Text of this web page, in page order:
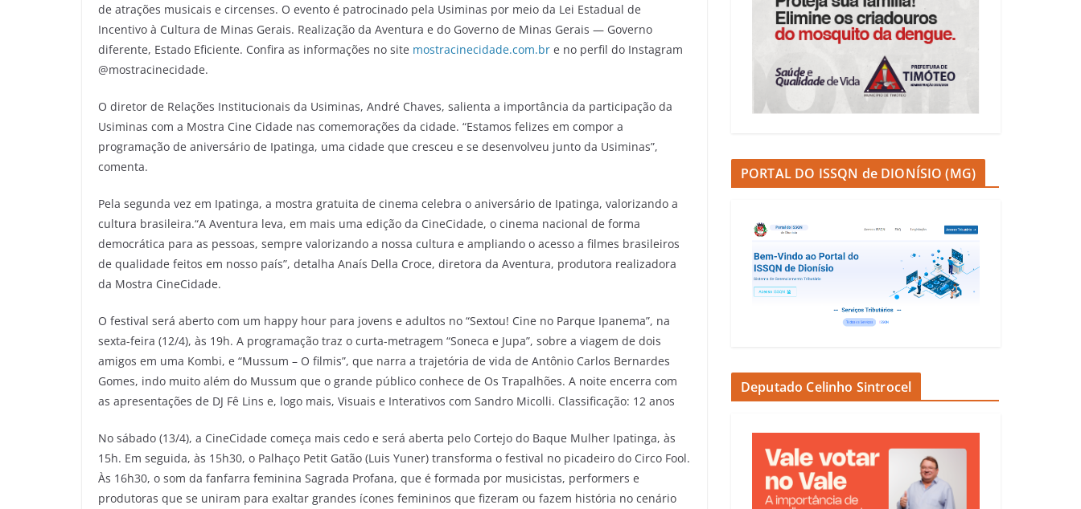
de atrações musicais e circenses. O evento é patrocinado pela Usiminas por meio da Lei Estadual de
Incentivo à Cultura de Minas Gerais. Realização da Aventura e do Governo de Minas Gerais — Governo
diferente, Estado Eficiente. Confira as informações no site mostracinecidade.com.br e no perfil do Instagram
@mostracinecidade.
O diretor de Relações Institucionais da Usiminas, André Chaves, salienta a importância da participação da
Usiminas com a Mostra Cine Cidade nas comemorações da cidade. “Estamos felizes em compor a
programação de aniversário de Ipatinga, uma cidade que cresceu e se desenvolveu junto da Usiminas”,
comenta.
Pela segunda vez em Ipatinga, a mostra gratuita de cinema celebra o aniversário de Ipatinga, valorizando a
cultura brasileira.“A Aventura leva, em mais uma edição da CineCidade, o cinema nacional de forma
democrática para as pessoas, sempre valorizando a nossa cultura e ampliando o acesso a filmes brasileiros
de qualidade feitos em nosso país”, detalha Anaís Della Croce, diretora da Aventura, produtora realizadora
da Mostra CineCidade.
O festival será aberto com um happy hour para jovens e adultos no “Sextou! Cine no Parque Ipanema”, na
sexta-feira (12/4), às 19h. A programação traz o curta-metragem “Soneca e Jupa”, sobre a viagem de dois
amigos em uma Kombi, e “Mussum – O filmis”, que narra a trajetória de vida de Antônio Carlos Bernardes
Gomes, indo muito além do Mussum que o grande público conhece de Os Trapalhões. A noite encerra com
as apresentações de DJ Fê Lins e, logo mais, Visuais e Interativos com Sandro Micolli. Classificação: 12 anos
No sábado (13/4), a CineCidade começa mais cedo e será aberta pelo Cortejo do Baque Mulher Ipatinga, às
15h. Em seguida, às 15h30, o Palhaço Petit Gatão (Luis Yuner) transforma o festival no picadeiro do Circo Fool.
Às 16h30, o som da fanfarra feminina Sagrada Profana, que é formada por musicistas, performers e
produtoras que se uniram para exaltar grandes ícones femininos que fizeram ou fazem história no cenário
PORTAL DO ISSQN de DIONÍSIO (MG)
Deputado Celinho Sintrocel